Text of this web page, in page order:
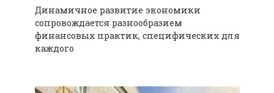
Динамичное развитие экономики
сопровождается разнообразием
финансовых практик, специфических для
каждого